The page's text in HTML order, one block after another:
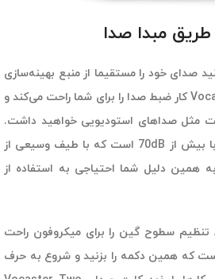
مبدا صدا
صدای خود را مستقیما از منبع بهینه‌سازی
کنید. کارت صدای Vocaster Two کار ضبط صدا را برای شما راحت می‌کند و
مثل صداهای استودیویی خواهید داشت.
Vocaster Two دارای گینی با بیش از 70dB است که با طیف وسیعی از
همین دلیل شما احتیاجی به استفاده از
همچنین قابلیت Auto Gain تنظیم سطوح گین را برای میکروفون راحت
که همین دکمه را بزنید و شروع به حرف